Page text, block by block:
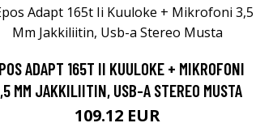
ADAPT 165T II KUULOKE + MIKROFONI
MM JAKKILIITIN, USB-A STEREO MUSTA
109.12 EUR